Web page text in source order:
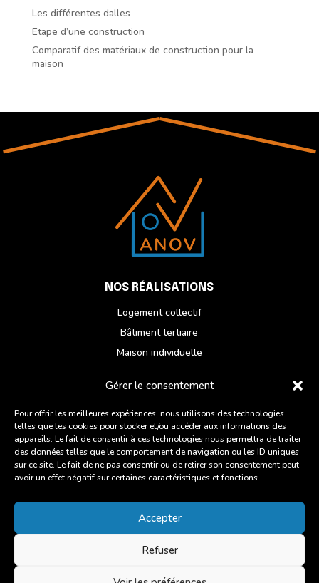
Gérer le consentement
Pour offrir les meilleures expériences, nous utilisons des technologies
telles que les cookies pour stocker et/ou accéder aux informations des
appareils. Le fait de consentir à ces technologies nous permettra de traiter
des données telles que le comportement de navigation ou les ID uniques
sur ce site. Le fait de ne pas consentir ou de retirer son consentement peut
avoir un effet négatif sur certaines caractéristiques et fonctions.
Accepter
Refuser
Les différentes dalles
Etape d’une construction
Comparatif des matériaux de construction pour la
maison
NOS RÉALISATIONS
Logement collectif
Bâtiment tertiaire
Maison individuelle
Du lundi au vendredi
ZI des Chatelets, 6 Rue des Artisans,
22960 Plédran
©2025 ANOV – Tous droits réservés –